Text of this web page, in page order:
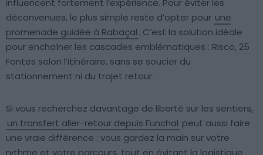
influencent fortement l’expérience. Pour éviter les
déconvenues, le plus simple reste d’opter pour une
promenade guidée à Rabaçal. C’est la solution idéale
pour enchaîner les cascades emblématiques : Risco, 25
Fontes selon l’itinéraire, sans se soucier du
stationnement ni du trajet retour.
Si vous recherchez davantage de liberté sur les sentiers,
un transfert aller-retour depuis Funchal peut aussi faire
une vraie différence : vous gardez la main sur votre
rythme et votre parcours, tout en évitant la logistique